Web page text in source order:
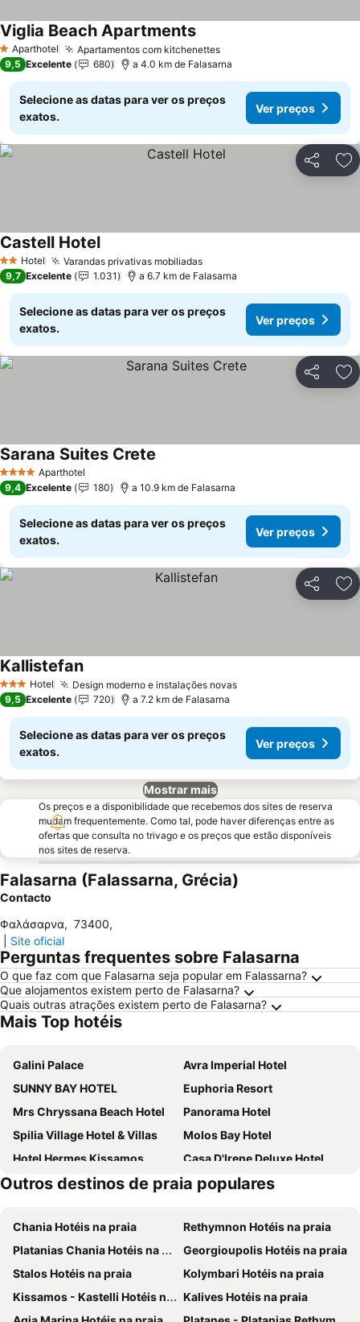
1 Estrelas
Aparthotel Apartamentos com kitchenettes
Viglia Beach Apartments
9,5 Excelente 680 a 4.0 km de Falasarna
Selecione as datas para ver os preços
exatos.
Ver preços
Partilhar
2 Estrelas
Hotel Varandas privativas mobiliadas
Castell Hotel
9,7 Excelente 1.031 a 6.7 km de Falasarna
Selecione as datas para ver os preços
exatos.
Ver preços
Partilhar
4 EstrelasAparthotel
Sarana Suites Crete
9,4 Excelente 180 a 10.9 km de Falasarna
Selecione as datas para ver os preços
exatos.
Ver preços
Partilhar
3 EstrelasHotel Design moderno e instalações novas
Kallistefan
9,5 Excelente 720 a 7.2 km de Falasarna
Selecione as datas para ver os preços
exatos.
Ver preços
Mostrar mais
Os preços e a disponibilidade que recebemos dos sites de reserva
mudam frequentemente. Como tal, pode haver diferenças entre as
ofertas que consulta no trivago e os preços que estão disponíveis
nos sites de reserva.
Falasarna (Falassarna, Grécia)
Contacto
Φαλάσαρνα, 73400,
Site oficial
Perguntas frequentes sobre Falasarna
O que faz com que Falasarna seja popular em Falassarna?
Que alojamentos existem perto de Falasarna?
Quais outras atrações existem perto de Falasarna?
Mais Top hotéis
Galini Palace
Avra Imperial Hotel
SUNNY BAY HOTEL
Euphoria Resort
Mrs Chryssana Beach Hotel
Panorama Hotel
Spilia Village Hotel & Villas
Molos Bay Hotel
Hotel Hermes Kissamos
Casa D'Irene Deluxe Hotel
Galini Beach Hotel
Sapphire Blue Suites
Balos Beach
Kissamos Bay Hotel
Ikos Kissamos
Kissamos Hotel
Lefka
Elia Hotel & Spa
Nereides Hotel
Kolymbari Beach
Outros destinos de praia populares
Chania Hotéis na praia
Rethymnon Hotéis na praia
Platanias Chania Hotéis na praia
Georgioupolis Hotéis na praia
Stalos Hotéis na praia
Kolymbari Hotéis na praia
Kissamos - Kastelli Hotéis na praia
Kalives Hotéis na praia